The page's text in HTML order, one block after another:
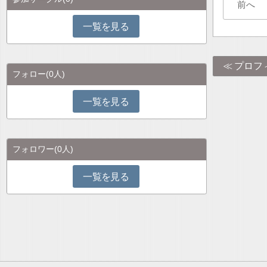
前へ
プロフ
一覧を見る
フォロー(0人)
一覧を見る
フォロワー(0人)
一覧を見る